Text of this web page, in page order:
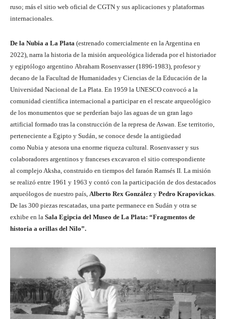
ruso; más el sitio web oficial de CGTN y sus aplicaciones y plataformas
internacionales.
De la Nubia a La Plata (estrenado comercialmente en la Argentina en
2022), narra la historia de la misión arqueológica liderada por el historiador
y egiptólogo argentino Abraham Rosenvasser (1896-1983), profesor y
decano de la Facultad de Humanidades y Ciencias de la Educación de la
Universidad Nacional de La Plata. En 1959 la UNESCO convocó a la
comunidad científica internacional a participar en el rescate arqueológico
de los monumentos que se perderían bajo las aguas de un gran lago
artificial formado tras la construcción de la represa de Aswan. Ese territorio,
perteneciente a Egipto y Sudán, se conoce desde la antigüedad
como Nubia y atesora una enorme riqueza cultural. Rosenvasser y sus
colaboradores argentinos y franceses excavaron el sitio correspondiente
al complejo Aksha, construido en tiempos del faraón Ramsés II. La misión
se realizó entre 1961 y 1963 y contó con la participación de dos destacados
arqueólogos de nuestro país, Alberto Rex González y Pedro Krapovickas.
De las 300 piezas rescatadas, una parte permanece en Sudán y otra se
exhibe en la Sala Egipcia del Museo de La Plata: “Fragmentos de
historia a orillas del Nilo”.